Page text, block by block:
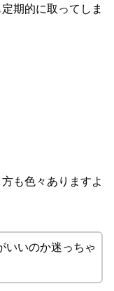
期的に取ってしま
も色々ありますよ
いいのか迷っちゃ